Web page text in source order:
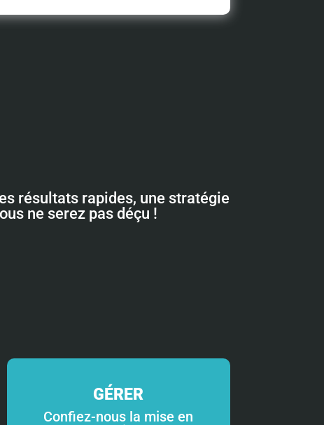
résultats rapides, une stratégie
ne serez pas déçu !
GÉRER
Confiez-nous la mise en